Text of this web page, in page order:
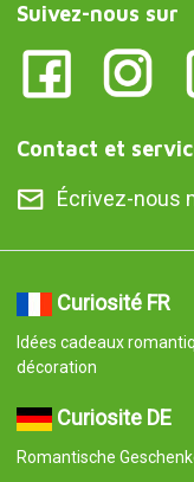
Suivez-nous sur
Contact et
Écrivez-nous
Curiosité FR
Idées cadeaux
décoration
Curiosite DE
Romantische